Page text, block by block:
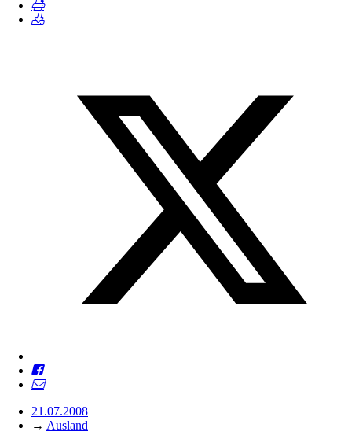
21.07.2008
→ Ausland